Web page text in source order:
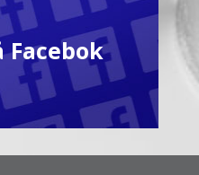
Facebok